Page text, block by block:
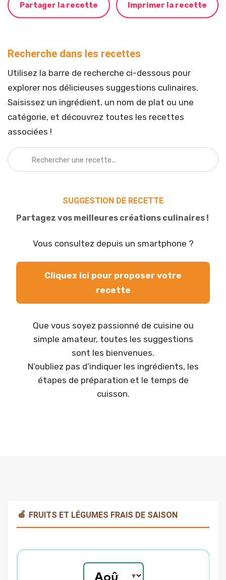
Partager la recette Imprimer la recette
Recherche dans les recettes
Utilisez la barre de recherche ci-dessous pour
explorer nos délicieuses suggestions culinaires.
Saisissez un ingrédient, un nom de plat ou une
catégorie, et découvrez toutes les recettes
associées !
SUGGESTION DE RECETTE
Partagez vos meilleures créations culinaires !
Vous consultez depuis un smartphone ?
Cliquez ici pour proposer votre
recette
Que vous soyez passionné de cuisine ou
simple amateur, toutes les suggestions
sont les bienvenues.
N’oubliez pas d’indiquer les ingrédients, les
étapes de préparation et le temps de
cuisson.
🍏 FRUITS ET LÉGUMES FRAIS DE SAISON